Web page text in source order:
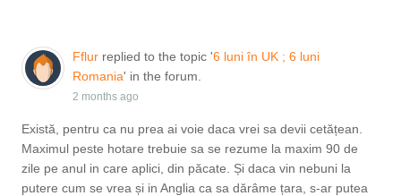
Fflurreplied to the topic '6 luni în UK ; 6 luni
Romania' in the forum.
2 months ago
Există, pentru ca nu prea ai voie daca vrei sa devii cetățean.
Maximul peste hotare trebuie sa se rezume la maxim 90 de
zile pe anul in care aplici, din păcate. Și daca vin nebuni la
putere cum se vrea și in Anglia ca sa dărâme țara, s-ar putea